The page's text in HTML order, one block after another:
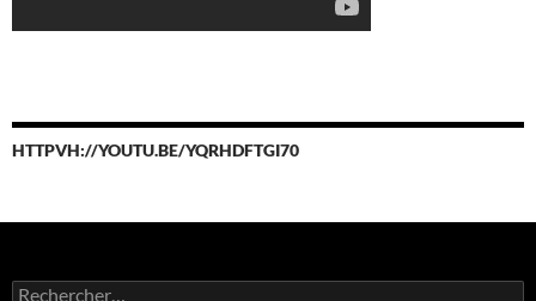
HTTPVH://YOUTU.BE/YQRHDFTGI70
Rechercher :